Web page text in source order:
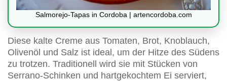
Salmorejo-Tapas in Cordoba | artencordoba.com
Diese kalte Creme aus Tomaten, Brot, Knoblauch,
Olivenöl und Salz ist ideal, um der Hitze des Südens
zu trotzen. Traditionell wird sie mit Stücken von
Serrano-Schinken und hartgekochtem Ei serviert,